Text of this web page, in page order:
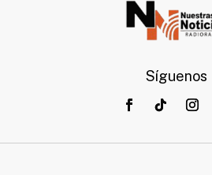
Síguenos